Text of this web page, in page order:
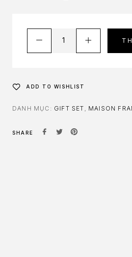
ADD TO WISHLIST
DANH MỤC: GIFT SET MAISON
SHARE